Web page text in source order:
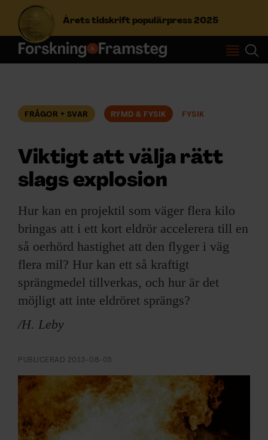
Årets tidskrift populärpress 2025
S
f
r
Prenumerera
Logga in
NYHETSBREV
ÄMNEN
ARKIV & E-TIDNING
LYSSNA/PODD
EVENEMANG & RESOR
KONTAKTA F&F
SKRIV I F&F
FRÅGOR + SVAR RYMD & FYSIK FYSIK
Viktigt att välja rätt
slags explosion
Hur kan en projektil som väger flera kilo
bringas att i ett kort eldrör accelerera till en
så oerhörd hastighet att den flyger i väg
flera mil? Hur kan ett så kraftigt
sprängmedel tillverkas, och hur är det
möjligt att inte eldröret sprängs?
/H. Leby
PUBLICERAD 2013-08-05